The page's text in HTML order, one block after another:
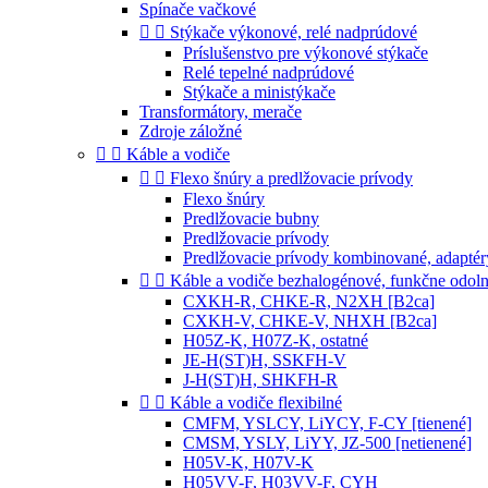
Spínače vačkové
  Stýkače výkonové, relé nadprúdové
Príslušenstvo pre výkonové stýkače
Relé tepelné nadprúdové
Stýkače a ministýkače
Transformátory, merače
Zdroje záložné
  Káble a vodiče
  Flexo šnúry a predlžovacie prívody
Flexo šnúry
Predlžovacie bubny
Predlžovacie prívody
Predlžovacie prívody kombinované,
  Káble a vodiče bezhalogénové, funkčne
CXKH-R, CHKE-R, N2XH [B2ca]
CXKH-V, CHKE-V, NHXH [B2ca]
H05Z-K, H07Z-K, ostatné
JE-H(ST)H, SSKFH-V
J-H(ST)H, SHKFH-R
  Káble a vodiče flexibilné
CMFM, YSLCY, LiYCY, F-CY [tienené]
CMSM, YSLY, LiYY, JZ-500 [netienené]
H05V-K, H07V-K
H05VV-F, H03VV-F, CYH